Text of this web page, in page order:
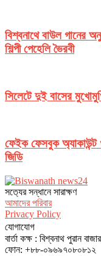
বিশ্বনাথে বাউল গানের
শিল্পী পেহেলি ভৈরবী
সিলেটে দুই বাসের
ফেইক ফেসবুক অ্যাকাউন্ট
জিডি
সত‌্যের সন্ধানে সারাক্ষণ
আমাদের পরিবার
Privacy Policy
যোগাযোগ
বার্তা কক্ষ : বিশ্বনাথ পুরান
ফোন: +৮৮-০৯৬৯৭০৮০৮১২